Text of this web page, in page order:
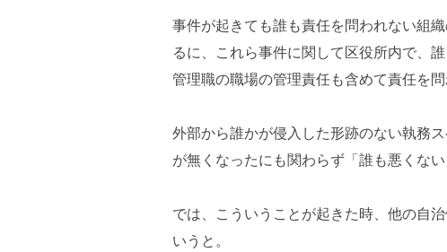
事件が起きても誰も責任を問われない組
るに、これら事件に関して区役所内で、
管理職の職場の管理責任も含めて責任を問
外部から誰かが侵入した形跡のない執務
が無くなったにも関わらず「誰も悪くな
では、こういうことが起きた時、他の自
いうと。